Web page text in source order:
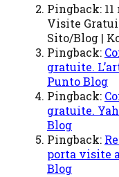
Pingback:
Visite
Sito/Blog |
Pingback:
gratuite.
Punto Blog
Pingback:
gratuite.
Blog
Pingback:
porta visite
Blog